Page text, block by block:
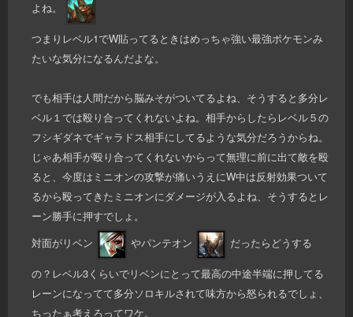
よね。
つまりレベル1でW貼ってるときはめっちゃ強い最強ポケモンみ
たいな気分になるんだよな。
でも相手は人間だから脳みそがついてるよね、そうすると多分レ
ベル１では殴り合ってくれないよね。相手からしたらレベル５の
フシギダネでギャラドス相手にしてるような気分だろうからね。
じゃあ相手が殴り合ってくれないからって無理に前に出て敵を殴
ると、今度はミニオンの攻撃が痛いうえにW中は反射効果ついて
るから殴ってきたミニオンにダメージが入るよね、そうするとレ
ーン勝手に押すでしょ。
対面がリベン
やパンテオン だったらどうする
の？レベル3くらいでリベンにとって最高の中途半端に押してる
レーンになってて多分ソロキルされて味方から怒られるでしょ、
ちったぁ考えろってワケ。